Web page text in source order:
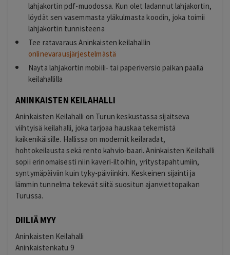
lahjakortin pdf-muodossa. Kun olet ladannut lahjakortin,
löydät sen vasemmasta yläkulmasta koodin, joka toimii
lahjakortin tunnisteena
Tee ratavaraus Aninkaisten keilahallin
onlinevarausjärjestelmästä
Näytä lahjakortin mobiili- tai paperiversio paikan päällä
keilahallilla
ANINKAISTEN KEILAHALLI
Aninkaisten Keilahalli on Turun keskustassa sijaitseva
viihtyisä keilahalli, joka tarjoaa hauskaa tekemistä
kaikenikäisille. Hallissa on modernit keilaradat,
hohtokeilausta sekä rento kahvio-baari. Aninkaisten Keilahalli
sopii erinomaisesti niin kaveri-iltoihin, yritystapahtumiin,
syntymäpäiviin kuin tyky-päiviinkin. Keskeinen sijainti ja
lämmin tunnelma tekevät siitä suositun ajanviettopaikan
Turussa.
DIILIÄ MYY
Aninkaisten Keilahalli
Aninkaistenkatu 9